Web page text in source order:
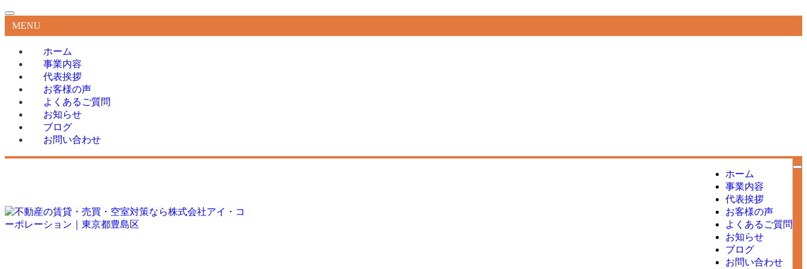
MENU
ホーム
事業内容
代表挨拶
お客様の声
よくあるご質問
お知らせ
ブログ
お問い合わせ
ホーム
事業内容
代表挨拶
お客様の声
よくあるご質問
お知らせ
ブログ
お問い合わせ